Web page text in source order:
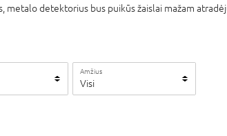
metalo detektorius bus puikūs žaislai mažam
Amžius
Visi